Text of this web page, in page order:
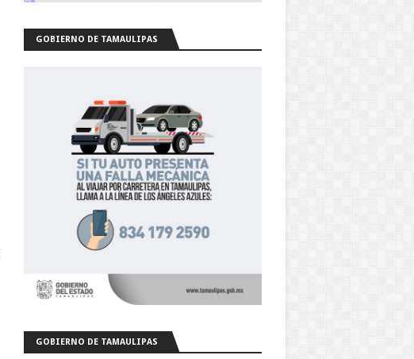
GOBIERNO DE TAMAULIPAS
GOBIERNO DE TAMAULIPAS